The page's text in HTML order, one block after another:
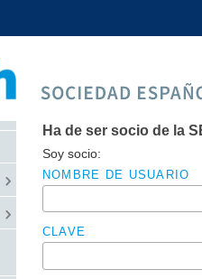
Ha de ser socio de la
Soy socio:
NOMBRE DE USUARIO
CLAVE